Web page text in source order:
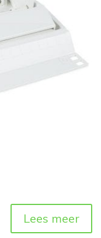
Lees meer